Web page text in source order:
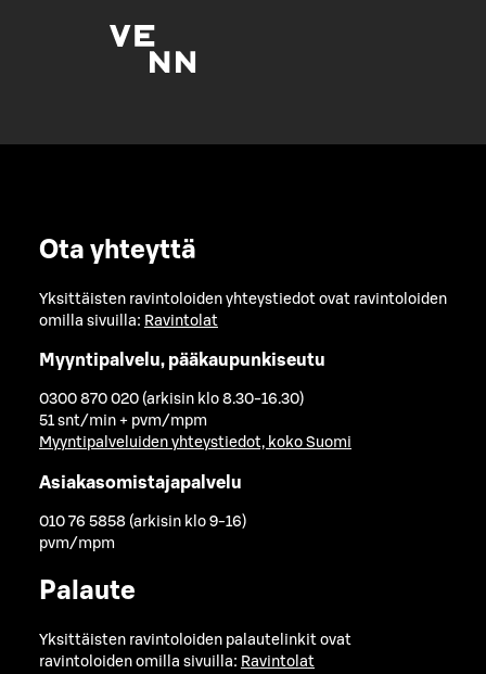
Ota yhteyttä
Yksittäisten ravintoloiden yhteystiedot ovat ravintoloiden
omilla sivuilla: Ravintolat
Myyntipalvelu, pääkaupunkiseutu
0300 870 020 (arkisin klo 8.30-16.30)
51 snt/min + pvm/mpm
Myyntipalveluiden yhteystiedot, koko Suomi
Asiakasomistajapalvelu
010 76 5858 (arkisin klo 9-16)
pvm/mpm
Palaute
Yksittäisten ravintoloiden palautelinkit ovat
ravintoloiden omilla sivuilla: Ravintolat